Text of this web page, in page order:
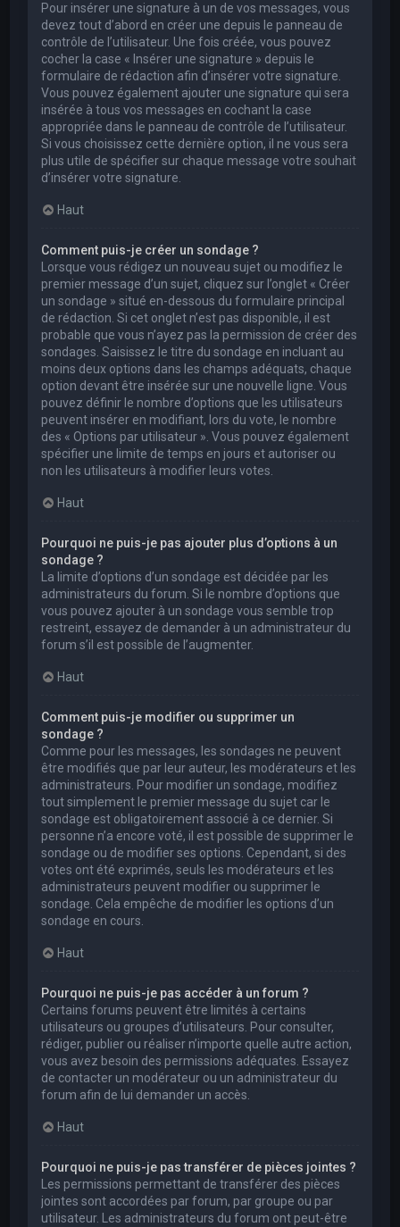
Pour insérer une signature à un de vos messages, vous
devez tout d’abord en créer une depuis le panneau de
contrôle de l’utilisateur. Une fois créée, vous pouvez
cocher la case « Insérer une signature » depuis le
formulaire de rédaction afin d’insérer votre signature.
Vous pouvez également ajouter une signature qui sera
insérée à tous vos messages en cochant la case
appropriée dans le panneau de contrôle de l’utilisateur.
Si vous choisissez cette dernière option, il ne vous sera
plus utile de spécifier sur chaque message votre souhait
d’insérer votre signature.
Haut
Comment puis-je créer un sondage ?
Lorsque vous rédigez un nouveau sujet ou modifiez le
premier message d’un sujet, cliquez sur l’onglet « Créer
un sondage » situé en-dessous du formulaire principal
de rédaction. Si cet onglet n’est pas disponible, il est
probable que vous n’ayez pas la permission de créer des
sondages. Saisissez le titre du sondage en incluant au
moins deux options dans les champs adéquats, chaque
option devant être insérée sur une nouvelle ligne. Vous
pouvez définir le nombre d’options que les utilisateurs
peuvent insérer en modifiant, lors du vote, le nombre
des « Options par utilisateur ». Vous pouvez également
spécifier une limite de temps en jours et autoriser ou
non les utilisateurs à modifier leurs votes.
Haut
Pourquoi ne puis-je pas ajouter plus d’options à un
sondage ?
La limite d’options d’un sondage est décidée par les
administrateurs du forum. Si le nombre d’options que
vous pouvez ajouter à un sondage vous semble trop
restreint, essayez de demander à un administrateur du
forum s’il est possible de l’augmenter.
Haut
Comment puis-je modifier ou supprimer un
sondage ?
Comme pour les messages, les sondages ne peuvent
être modifiés que par leur auteur, les modérateurs et les
administrateurs. Pour modifier un sondage, modifiez
tout simplement le premier message du sujet car le
sondage est obligatoirement associé à ce dernier. Si
personne n’a encore voté, il est possible de supprimer le
sondage ou de modifier ses options. Cependant, si des
votes ont été exprimés, seuls les modérateurs et les
administrateurs peuvent modifier ou supprimer le
sondage. Cela empêche de modifier les options d’un
sondage en cours.
Haut
Pourquoi ne puis-je pas accéder à un forum ?
Certains forums peuvent être limités à certains
utilisateurs ou groupes d’utilisateurs. Pour consulter,
rédiger, publier ou réaliser n’importe quelle autre action,
vous avez besoin des permissions adéquates. Essayez
de contacter un modérateur ou un administrateur du
forum afin de lui demander un accès.
Haut
Pourquoi ne puis-je pas transférer de pièces jointes ?
Les permissions permettant de transférer des pièces
jointes sont accordées par forum, par groupe ou par
utilisateur. Les administrateurs du forum ont peut-être